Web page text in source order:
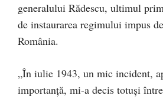
generalului Rădescu, ultimul
de instaurarea regimului impus
România.
„În iulie 1943, un mic incident,
importanță, mi-a decis totuși